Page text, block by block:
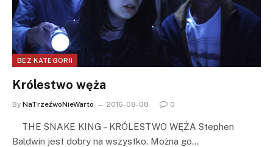
BEZ KATEGORII
Królestwo węża
By NaTrzeźwoNieWarto 2016-08-08 0
THE SNAKE KING – KRÓLESTWO WĘŻA Stephen
Baldwin jest dobry na wszystko. Można go…